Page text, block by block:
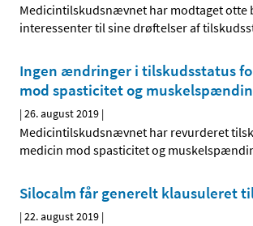
Medicintilskudsnævnet har modtaget otte
interessenter til sine drøftelser af
Ingen ændringer i tilskudsstatus
mod spasticitet og
|26. august 2019 |
Medicintilskudsnævnet har revurderet
medicin mod spasticitet og
Silocalm får generelt klausuleret
|22. august 2019 |